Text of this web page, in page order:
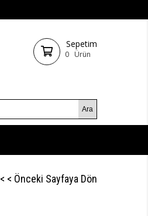
Sepetim
0 Ürün
< < Önceki Sayfaya Dön